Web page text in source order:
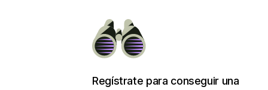
Regístrate para conseguir una